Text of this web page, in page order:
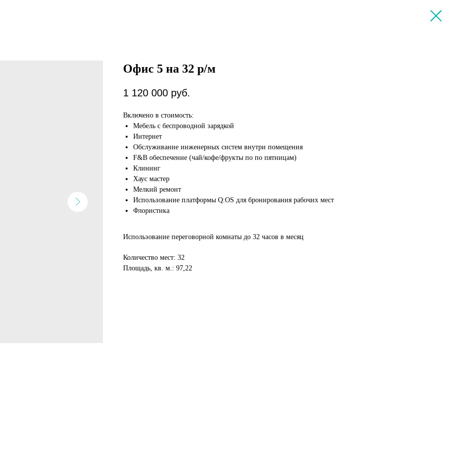
Офис 5 на 32 р/м
1 120 000 руб.
Включено в стоимость:
Мебель c беспроводной зарядкой
Интернет
Обслуживание инженерных систем внутри помещения
F&B обеспечение (чай/кофе/фрукты по по пятницам)
Клининг
Хаус мастер
Мелкий ремонт
Использование платформы Q:OS для бронирования рабочих мест
Флористика
Использование переговорной комнаты до 32 часов в месяц
Количество мест: 32
Площадь, кв. м.: 97,22